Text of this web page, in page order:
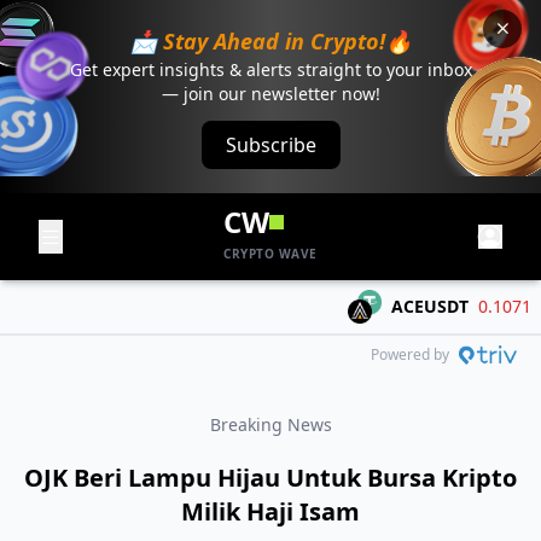
📩 Stay Ahead in Crypto!🔥
Get expert insights & alerts straight to your inbox
— join our newsletter now!
Subscribe
CW
CRYPTO WAVE
ACEUSDT 0.1071 -
Powered by
Breaking News
OJK Beri Lampu Hijau Untuk Bursa Kripto
Milik Haji Isam